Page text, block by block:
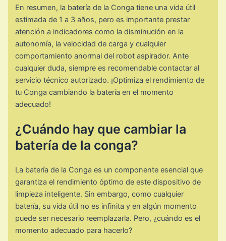
En resumen, la batería de la Conga tiene una vida útil
estimada de 1 a 3 años, pero es importante prestar
atención a indicadores como la disminución en la
autonomía, la velocidad de carga y cualquier
comportamiento anormal del robot aspirador. Ante
cualquier duda, siempre es recomendable contactar al
servicio técnico autorizado. ¡Optimiza el rendimiento de
tu Conga cambiando la batería en el momento
adecuado!
¿Cuándo hay que cambiar la
batería de la conga?
La batería de la Conga es un componente esencial que
garantiza el rendimiento óptimo de este dispositivo de
limpieza inteligente. Sin embargo, como cualquier
batería, su vida útil no es infinita y en algún momento
puede ser necesario reemplazarla. Pero, ¿cuándo es el
momento adecuado para hacerlo?